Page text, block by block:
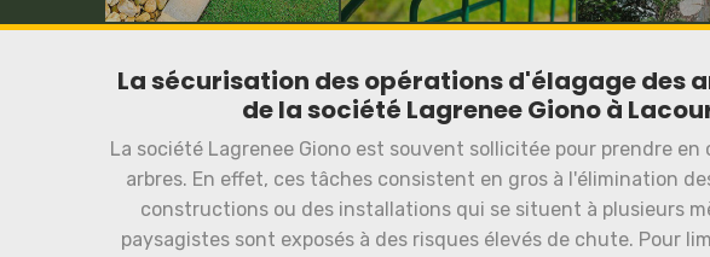
La sécurisation des opérations d'élagage des
de la société Lagrenee Giono à
La société Lagrenee Giono est souvent sollicitée pour prendre
arbres. En effet, ces tâches consistent en gros à l'élimination
constructions ou des installations qui se situent à plusieurs
paysagistes sont exposés à des risques élevés de chute. Pour